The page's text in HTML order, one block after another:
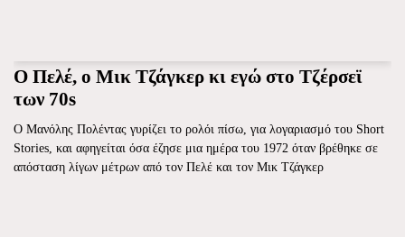
Ο Πελέ, ο Μικ Τζάγκερ κι εγώ στο Τζέρσεϊ
των 70s
Ο Μανόλης Πολέντας γυρίζει το ρολόι πίσω, για λογαριασμό του Short
Stories, και αφηγείται όσα έζησε μια ημέρα του 1972 όταν βρέθηκε σε
απόσταση λίγων μέτρων από τον Πελέ και τον Μικ Τζάγκερ